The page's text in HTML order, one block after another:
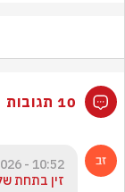
10 תגובות
10:52 - 04.07.2026
זין בתחת